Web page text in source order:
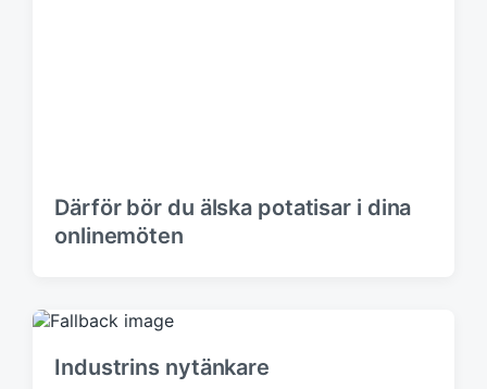
Därför bör du älska potatisar i dina
onlinemöten
Industrins nytänkare